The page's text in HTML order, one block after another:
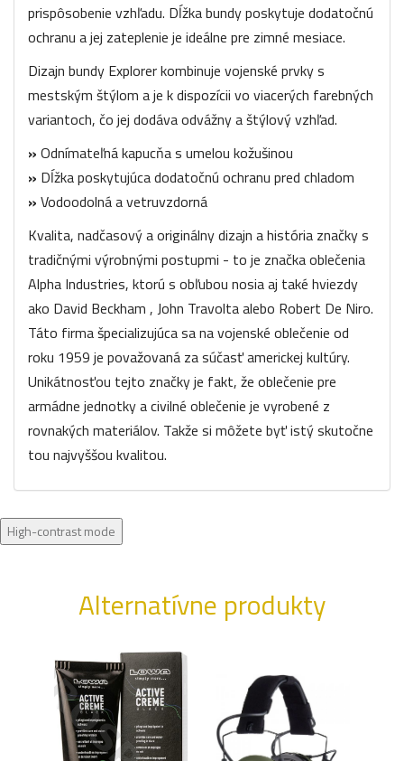
prispôsobenie vzhľadu. Dĺžka bundy poskytuje dodatočnú
ochranu a jej zateplenie je ideálne pre zimné mesiace.
Dizajn bundy Explorer kombinuje vojenské prvky s
mestským štýlom a je k dispozícii vo viacerých farebných
variantoch, čo jej dodáva odvážny a štýlový vzhľad.
» Odnímateľná kapucňa s umelou kožušinou
» Dĺžka poskytujúca dodatočnú ochranu pred chladom
» Vodoodolná a vetruvzdorná
Kvalita, nadčasový a originálny dizajn a história značky s
tradičnými výrobnými postupmi - to je značka oblečenia
Alpha Industries, ktorú s obľubou nosia aj také hviezdy
ako David Beckham , John Travolta alebo Robert De Niro.
Táto firma špecializujúca sa na vojenské oblečenie od
roku 1959 je považovaná za súčasť americkej kultúry.
Unikátnosťou tejto značky je fakt, že oblečenie pre
armádne jednotky a civilné oblečenie je vyrobené z
rovnakých materiálov. Takže si môžete byť istý skutočne
tou najvyššou kvalitou.
High-contrast mode
Alternatívne produkty